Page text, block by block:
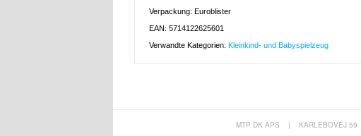
Verpackung: Euroblister
EAN: 5714122625601
Verwandte Kategorien: Kleinkind- und Babyspielzeug
MTP DK APS | KARLEBOVEJ 59